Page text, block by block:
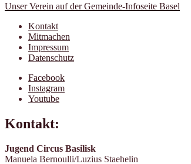
Unser Verein auf der Gemeinde-Infoseite Basel
Kontakt
Mitmachen
Impressum
Datenschutz
Facebook
Instagram
Youtube
Kontakt:
Jugend Circus Basilisk
Manuela Bernoulli/Luzius Staehelin